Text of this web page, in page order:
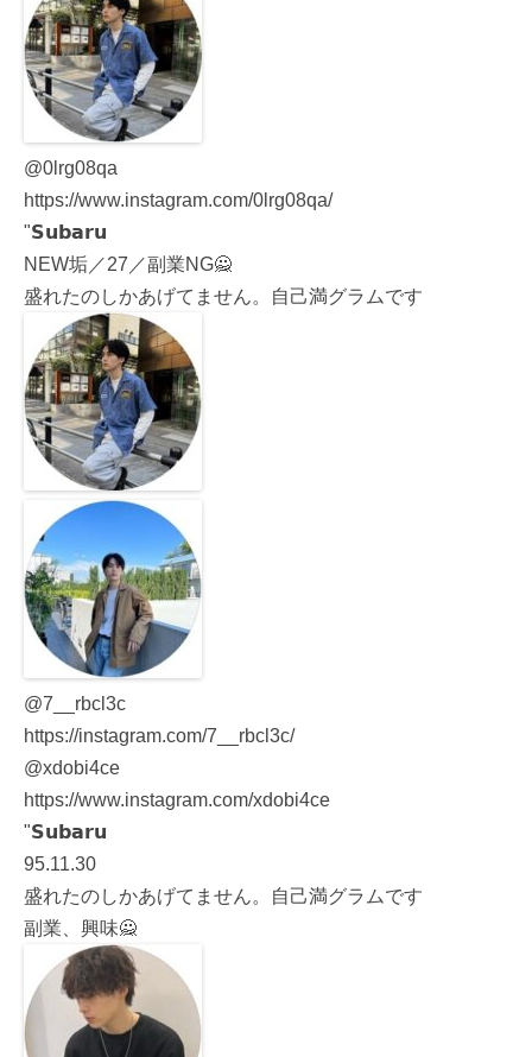
@0lrg08qa
https://www.instagram.com/0lrg08qa/
"𝗦𝘂𝗯𝗮𝗿𝘂
NEW垢／27／副業NG🙅
盛れたのしかあげてません。自己満グラムです
@7__rbcl3c
https://instagram.com/7__rbcl3c/
@xdobi4ce
https://www.instagram.com/xdobi4ce
"𝗦𝘂𝗯𝗮𝗿𝘂
95.11.30
盛れたのしかあげてません。自己満グラムです
副業、興味🙅